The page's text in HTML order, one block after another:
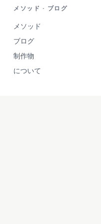
メソッド · ブログ
メソッド
ブログ
制作物
について